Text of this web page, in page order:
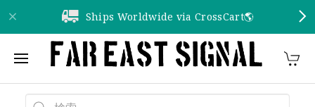
Ships Worldwide via CrossCart🌎️